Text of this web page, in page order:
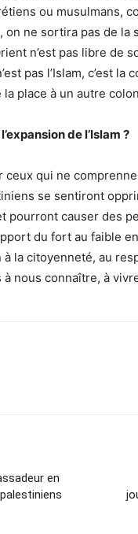
ou musulmans,
ne sortira pas de la
n’est pas libre de
pas l’Islam, c’est la
place à un autre
de l’Islam ?
ceux qui ne
se sentiront
pourront causer des
du fort au faible
à la citoyenneté, au
nous connaître, à
en